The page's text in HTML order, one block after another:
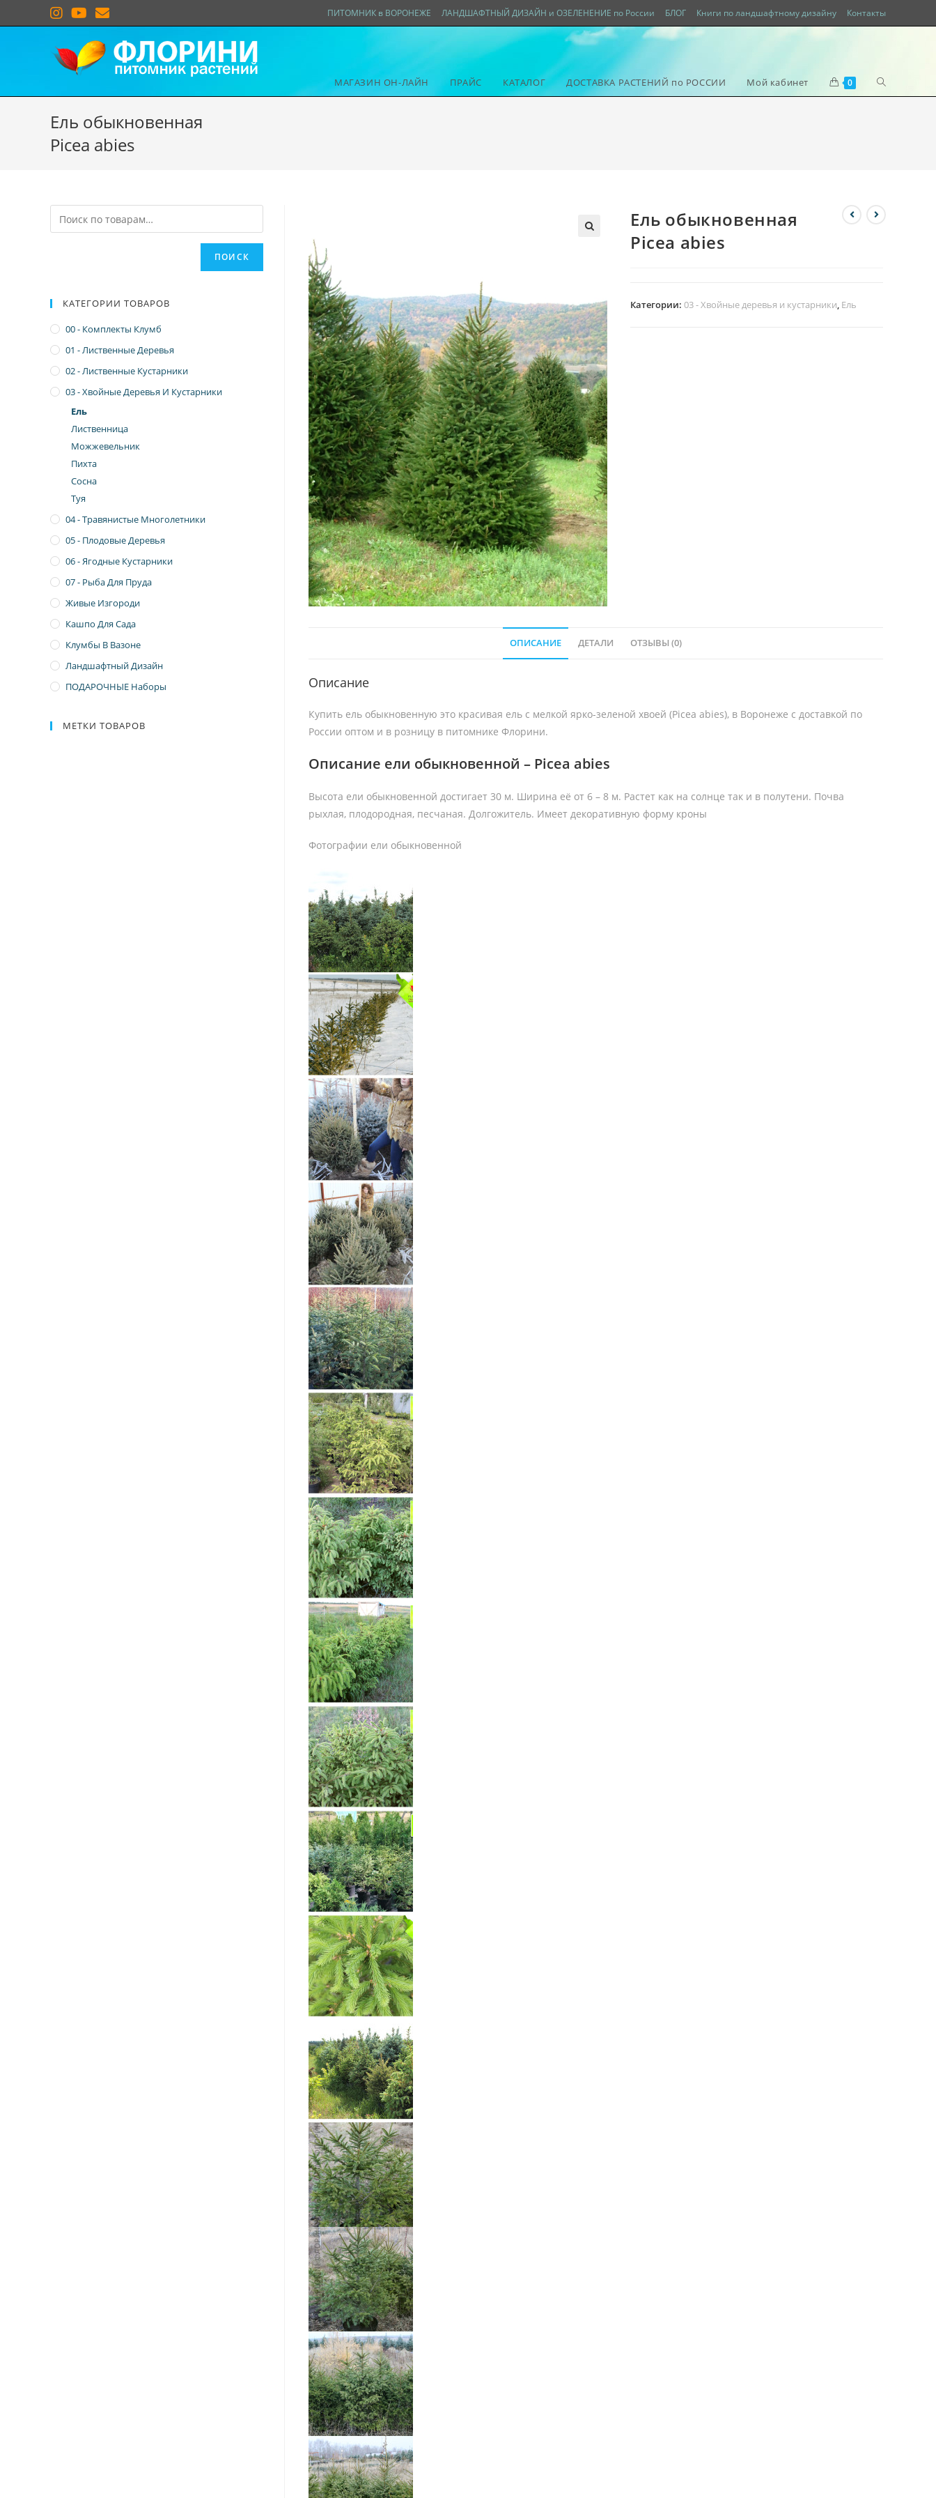
ПИТОМНИК в ВОРОНЕЖЕ ЛАНДШАФТНЫЙ ДИЗАЙН и ОЗЕЛЕНЕНИЕ по России БЛОГ Книги по ландшафтному дизайну Контакты
МАГАЗИН ОН-ЛАЙН ПРАЙС КАТАЛОГ ДОСТАВКА РАСТЕНИЙ по РОССИИ Мой кабинет 0
Ель обыкновенная
Picea abies
Ель обыкновенная
Picea abies
Категории: 03 - Хвойные деревья и кустарники, Ель
ОПИСАНИЕ ДЕТАЛИ ОТЗЫВЫ (0)
Описание
Купить ель обыкновенную это красивая ель с мелкой ярко-зеленой хвоей (Picea abies), в Воронеже с доставкой по
России оптом и в розницу в питомнике Флорини.
Описание ели обыкновенной – Picea abies
Высота ели обыкновенной достигает 30 м. Ширина её от 6 – 8 м. Растет как на солнце так и в полутени. Почва
рыхлая, плодородная, песчаная. Долгожитель. Имеет декоративную форму кроны
Фотографии ели обыкновенной
ПОИСК
КАТЕГОРИИ ТОВАРОВ
00 - Комплекты Клумб
01 - Лиственные Деревья
02 - Лиственные Кустарники
03 - Хвойные Деревья И Кустарники
Ель
Лиственница
Можжевельник
Пихта
Сосна
Туя
04 - Травянистые Многолетники
05 - Плодовые Деревья
06 - Ягодные Кустарники
07 - Рыба Для Пруда
Живые Изгороди
Кашпо Для Сада
Клумбы В Вазоне
Ландшафтный Дизайн
ПОДАРОЧНЫЕ Наборы
МЕТКИ ТОВАРОВ